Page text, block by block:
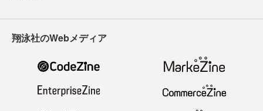
翔泳社のWebメディア